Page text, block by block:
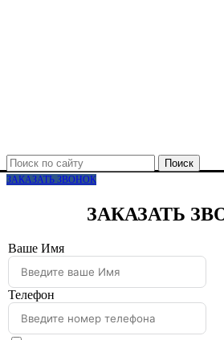
Поиск
ЗАКАЗАТЬ ЗВОНОК
ЗАКАЗАТЬ
Ваше Имя
Телефон